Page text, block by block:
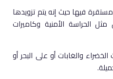
فيها حيث إنه يتم تزويدها
الحراسة الأمنية وكاميرات
والغابات أو على البحر أو